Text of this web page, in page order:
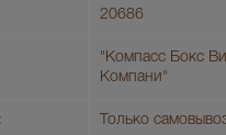
20686
"Компасс Бокс
Компани"
Только